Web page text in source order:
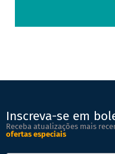
Inscreva-se em
Receba atualizações mais
ofertas especiais